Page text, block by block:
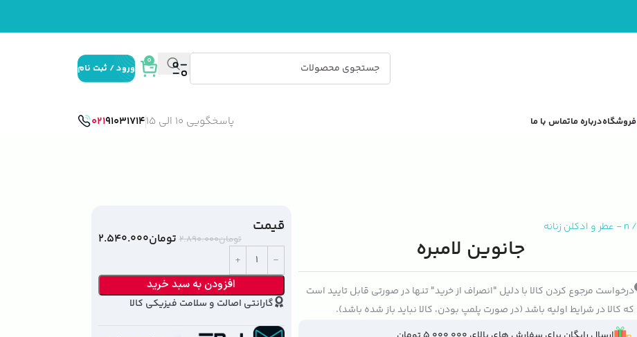
0
ورود / ثبت نام
فروشگاهدرباره ماتماس با ما پاسخگویی 10 الی 15 02191031714
/
n
- عطر و ادکلن زنانه
جانوین لامبره
درخواست مرجوع کردن کالا با دلیل "انصراف از خرید" تنها در صورتی قابل تایید است
که کالا در شرایط اولیه باشد (در صورت پلمپ بودن، کالا نباید باز شده باشد).
قیمت
تومان۲.۸۹۰.۰۰۰ تومان۲.۵۴۰.۰۰۰
افزودن به سبد خرید
گارانتی اصالت و سلامت فیزیکی کالا